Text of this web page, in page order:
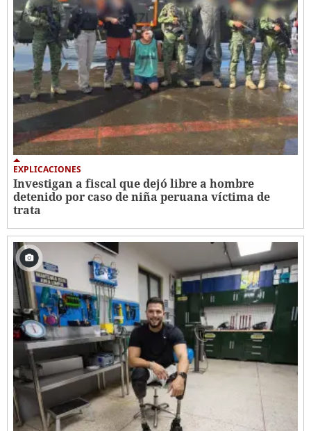
EXPLICACIONES
Investigan a fiscal que dejó libre a hombre
detenido por caso de niña peruana víctima de
trata